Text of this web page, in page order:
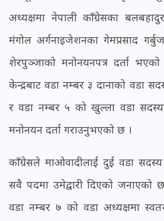
अध्यक्षमा नेपाली काँग्रेसका
मंगोल अर्गनाइजेशनका गेमप्रसाद
शेरपुञ्जाको मनोनयनपत्र दर्ता
केन्द्रबाट वडा नम्बर ३ दानाको वडा
र वडा नम्बर ५ को खुल्ला वडा
मनोनयन दर्ता गराउनुभएको छ ।
काँग्रेसले माओवादीलाई दुई वडा
सवै पदमा उमेद्वारी दिएको जनाएको
वडा नम्बर ७ को वडा अध्यक्षमा